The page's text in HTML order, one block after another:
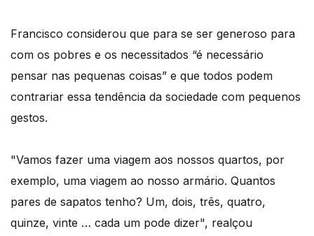
Francisco considerou que para se ser generoso para
com os pobres e os necessitados “é necessário
pensar nas pequenas coisas” e que todos podem
contrariar essa tendência da sociedade com pequenos
gestos.
"Vamos fazer uma viagem aos nossos quartos, por
exemplo, uma viagem ao nosso armário. Quantos
pares de sapatos tenho? Um, dois, três, quatro,
quinze, vinte … cada um pode dizer", realçou